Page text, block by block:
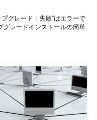
グレード：失敗”はエラーで
レードインストールの簡単